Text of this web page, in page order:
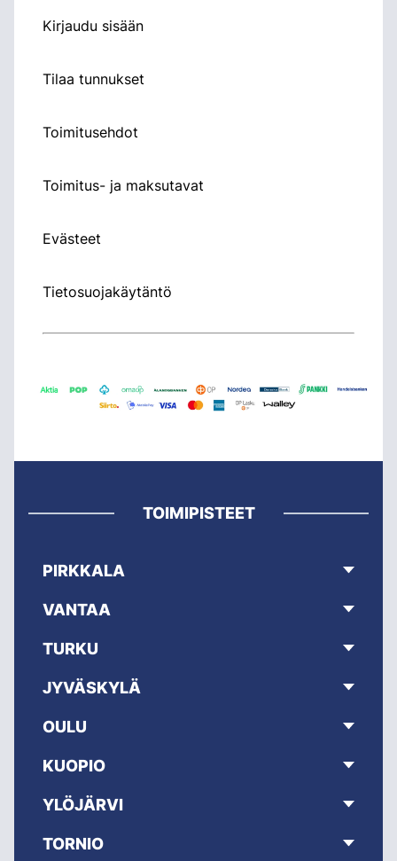
Kirjaudu sisään
Tilaa tunnukset
Toimitusehdot
Toimitus- ja maksutavat
Evästeet
Tietosuojakäytäntö
TOIMIPISTEET
PIRKKALA
VANTAA
TURKU
JYVÄSKYLÄ
OULU
KUOPIO
YLÖJÄRVI
TORNIO